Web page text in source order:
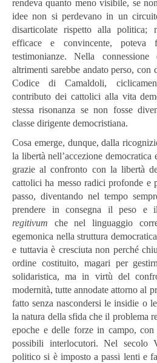
rendeva quanto meno visibile, se
idee non si perdevano in un
disarticolate rispetto alla politica;
efficace e convincente,
testimonianze. Nella
altrimenti sarebbe andato perso, con
Codice di Camaldoli,
contributo dei cattolici alla vita
stessa risonanza se non fosse
classe dirigente democristiana.
Cosa emerge, dunque, dalla
la libertà nell’accezione democratica
grazie al confronto con la libertà
cattolici ha messo radici profonde e
passo, diventando nel tempo
prendere in consegna il peso e
regitivum che nel linguaggio
egemonica nella struttura
e tuttavia è cresciuta non perché
ordine costituito, magari per
solidaristica, ma in virtù del
modernità, tutte annodate attorno al
fatto senza nascondersi le insidie o
la natura della sfida che il problema
epoche e delle forze in campo,
possibili interlocutori. Nel secolo
politico si è imposto a passi lenti e